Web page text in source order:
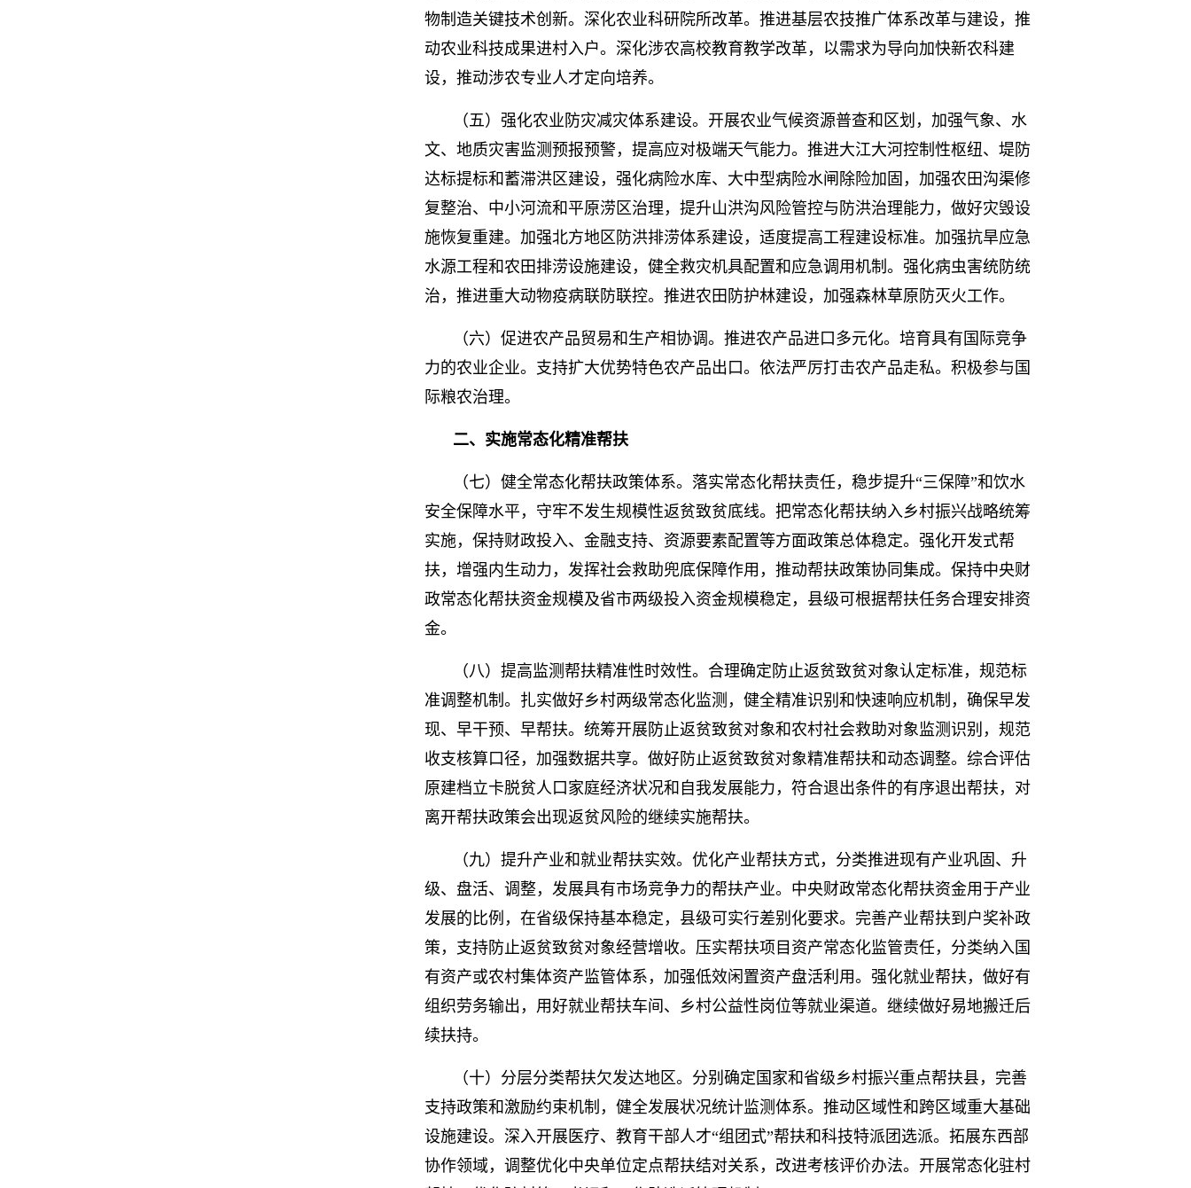
物制造关键技术创新。深化农业科研院所改革。推进基层农技推广体系改革与建设，推
动农业科技成果进村入户。深化涉农高校教育教学改革，以需求为导向加快新农科建
设，推动涉农专业人才定向培养。
（五）强化农业防灾减灾体系建设。开展农业气候资源普查和区划，加强气象、水
文、地质灾害监测预报预警，提高应对极端天气能力。推进大江大河控制性枢纽、堤防
达标提标和蓄滞洪区建设，强化病险水库、大中型病险水闸除险加固，加强农田沟渠修
复整治、中小河流和平原涝区治理，提升山洪沟风险管控与防洪治理能力，做好灾毁设
施恢复重建。加强北方地区防洪排涝体系建设，适度提高工程建设标准。加强抗旱应急
水源工程和农田排涝设施建设，健全救灾机具配置和应急调用机制。强化病虫害统防统
治，推进重大动物疫病联防联控。推进农田防护林建设，加强森林草原防灭火工作。
（六）促进农产品贸易和生产相协调。推进农产品进口多元化。培育具有国际竞争
力的农业企业。支持扩大优势特色农产品出口。依法严厉打击农产品走私。积极参与国
际粮农治理。
二、实施常态化精准帮扶
（七）健全常态化帮扶政策体系。落实常态化帮扶责任，稳步提升“三保障”和饮水
安全保障水平，守牢不发生规模性返贫致贫底线。把常态化帮扶纳入乡村振兴战略统筹
实施，保持财政投入、金融支持、资源要素配置等方面政策总体稳定。强化开发式帮
扶，增强内生动力，发挥社会救助兜底保障作用，推动帮扶政策协同集成。保持中央财
政常态化帮扶资金规模及省市两级投入资金规模稳定，县级可根据帮扶任务合理安排资
金。
（八）提高监测帮扶精准性时效性。合理确定防止返贫致贫对象认定标准，规范标
准调整机制。扎实做好乡村两级常态化监测，健全精准识别和快速响应机制，确保早发
现、早干预、早帮扶。统筹开展防止返贫致贫对象和农村社会救助对象监测识别，规范
收支核算口径，加强数据共享。做好防止返贫致贫对象精准帮扶和动态调整。综合评估
原建档立卡脱贫人口家庭经济状况和自我发展能力，符合退出条件的有序退出帮扶，对
离开帮扶政策会出现返贫风险的继续实施帮扶。
（九）提升产业和就业帮扶实效。优化产业帮扶方式，分类推进现有产业巩固、升
级、盘活、调整，发展具有市场竞争力的帮扶产业。中央财政常态化帮扶资金用于产业
发展的比例，在省级保持基本稳定，县级可实行差别化要求。完善产业帮扶到户奖补政
策，支持防止返贫致贫对象经营增收。压实帮扶项目资产常态化监管责任，分类纳入国
有资产或农村集体资产监管体系，加强低效闲置资产盘活利用。强化就业帮扶，做好有
组织劳务输出，用好就业帮扶车间、乡村公益性岗位等就业渠道。继续做好易地搬迁后
续扶持。
（十）分层分类帮扶欠发达地区。分别确定国家和省级乡村振兴重点帮扶县，完善
支持政策和激励约束机制，健全发展状况统计监测体系。推动区域性和跨区域重大基础
设施建设。深入开展医疗、教育干部人才“组团式”帮扶和科技特派团选派。拓展东西部
协作领域，调整优化中央单位定点帮扶结对关系，改进考核评价办法。开展常态化驻村